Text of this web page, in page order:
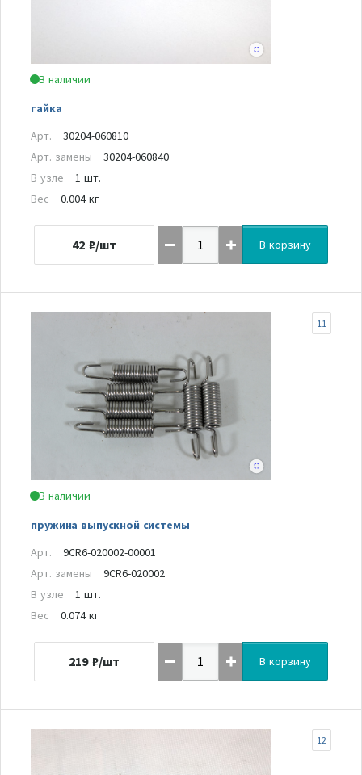
В наличии
гайка
Арт.
30204-060810
Арт. замены
30204-060840
В узле
1 шт.
Вес
0.004 кг
42 ₽/шт В корзину
В наличии
пружина выпускной системы
11
Арт.
9CR6-020002-00001
Арт. замены
9CR6-020002
В узле
1 шт.
Вес
0.074 кг
219 ₽/шт В корзину
12